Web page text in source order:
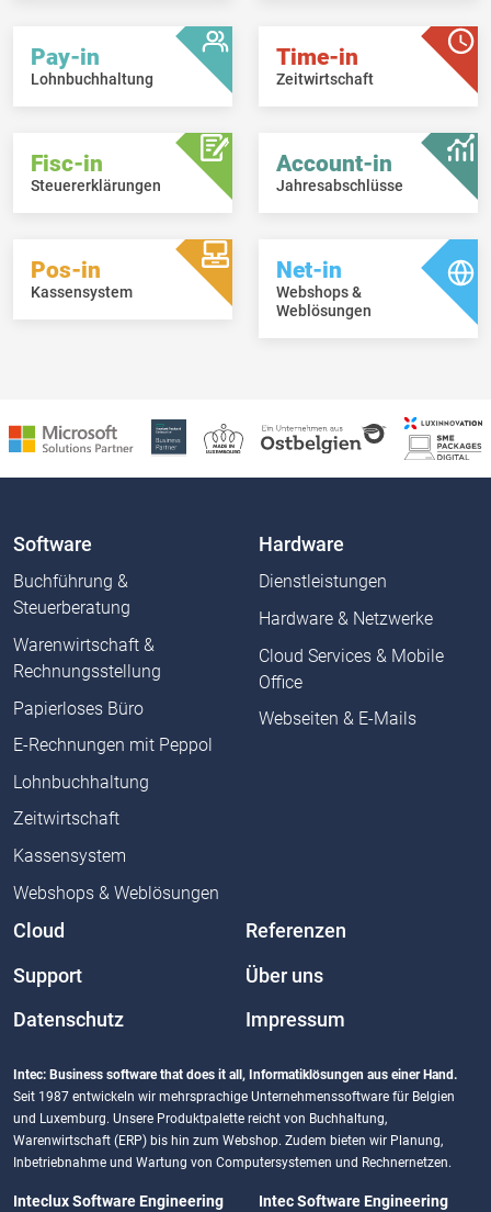
Pay-in
Lohnbuchhaltung
Time-in
Zeitwirtschaft
Fisc-in
Steuererklärungen
Account-in
Jahresabschlüsse
Pos-in
Kassensystem
Net-in
Webshops &
Weblösungen
Software
Buchführung &
Steuerberatung
Warenwirtschaft &
Rechnungsstellung
Papierloses Büro
E-Rechnungen mit Peppol
Lohnbuchhaltung
Zeitwirtschaft
Kassensystem
Webshops & Weblösungen
Hardware
Dienstleistungen
Hardware & Netzwerke
Cloud Services & Mobile
Office
Webseiten & E-Mails
Cloud Referenzen
Support Über uns
Datenschutz Impressum
Intec: Business software that does it all, Informatiklösungen aus einer Hand.
Seit 1987 entwickeln wir mehrsprachige Unternehmenssoftware für Belgien
und Luxemburg. Unsere Produktpalette reicht von Buchhaltung,
Warenwirtschaft (ERP) bis hin zum Webshop. Zudem bieten wir Planung,
Inbetriebnahme und Wartung von Computersystemen und Rechnernetzen.
Inteclux Software Engineering Intec Software Engineering